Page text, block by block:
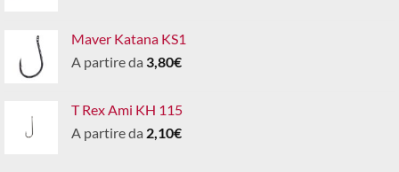
Maver Katana KS1
A partire da 3,80€
T Rex Ami KH 115
A partire da 2,10€